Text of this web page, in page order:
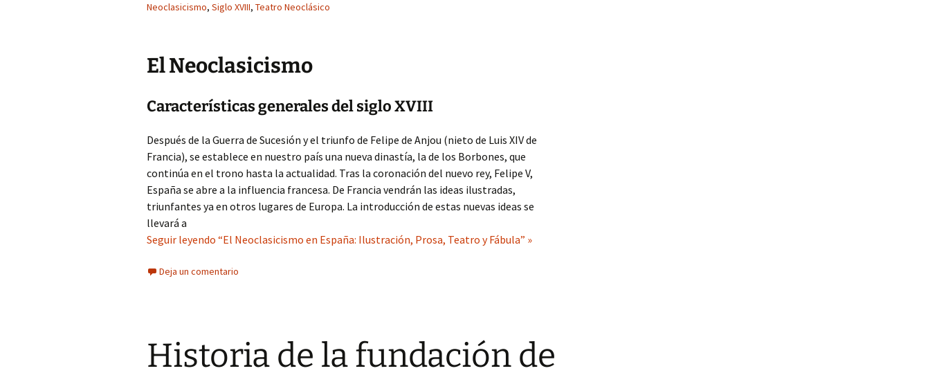
Neoclasicismo, Siglo XVIII, Teatro Neoclásico
El Neoclasicismo
Características generales del siglo XVIII
Después de la Guerra de Sucesión y el triunfo de Felipe de Anjou (nieto de Luis XIV de
Francia), se establece en nuestro país una nueva dinastía, la de los Borbones, que
continúa en el trono hasta la actualidad. Tras la coronación del nuevo rey, Felipe V,
España se abre a la influencia francesa. De Francia vendrán las ideas ilustradas,
triunfantes ya en otros lugares de Europa. La introducción de estas nuevas ideas se
llevará a
Seguir leyendo “El Neoclasicismo en España: Ilustración, Prosa, Teatro y Fábula” »
Deja un comentario
Historia de la fundación de